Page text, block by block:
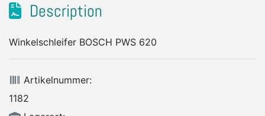
Description
Winkelschleifer BOSCH PWS 620
Artikelnummer:
1182